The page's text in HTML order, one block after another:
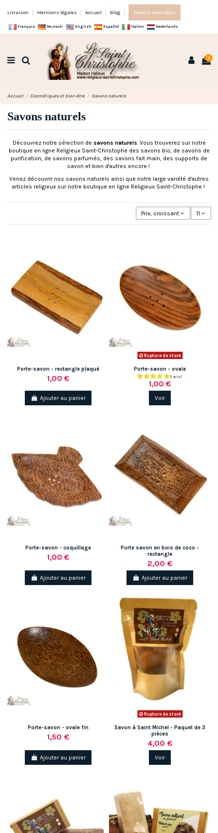
Livraison Mentions légales Accueil Blog Devenir revendeur
Français Deutsch English Español Italien Nederlands
0
Accueil Cosmétiques et bien-être Savons naturels
Savons naturels
Découvrez notre sélection de savons naturels. Vous trouverez sur notre
boutique en ligne Religieux Saint-Christophe des savons bio, de savons de
purification, de savons parfumés, des savons fait main, des supports de
savon et bien d'autres encore !
Venez découvrir nos savons naturels ainsi que notre large variété d'autres
articles religieux sur notre boutique en ligne Religieux Saint-Christophe !
Prix, croissant 11
Porte-savon - rectangle plaqué
1,00 €
Ajouter au panier
Rupture de stock
Porte-savon - ovale
1,00 €
Voir
Porte-savon - coquillage
1,00 €
Ajouter au panier
Porte savon en bois de coco -
rectangle
2,00 €
Ajouter au panier
Porte-savon - ovale fin
1,50 €
Ajouter au panier
Rupture de stock
Savon à Saint Michel - Paquet de 3
pièces
4,00 €
Voir